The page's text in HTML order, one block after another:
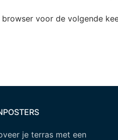
voor de volgende
je terras met een